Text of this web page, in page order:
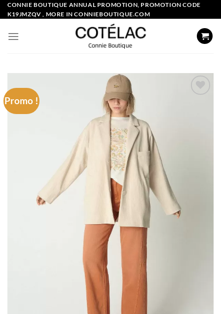
Skip
to
CONNIE BOUTIQUE ANNUAL PROMOTION, PROMOTION CODE
K19JMZQV , MORE IN CONNIEBOUTIQUE.COM
Promo !